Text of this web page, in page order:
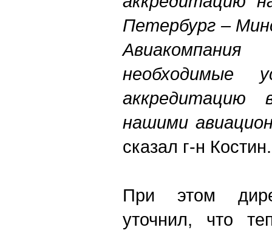
Петербург –
необходимые
нашими
сказал г-н Костин.
При этом
уточнил, что